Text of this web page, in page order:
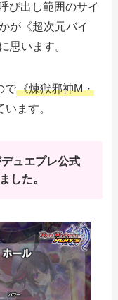
び出し範囲のサイ
が《超次元バイ
思います。
で《煉獄邪神M・
います。
ュエプレ公式
した。